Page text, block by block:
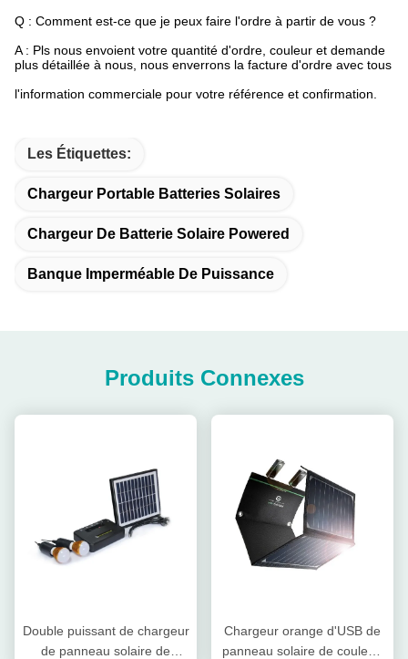
Q : Comment est-ce que je peux faire l'ordre à partir de vous ?
A : Pls nous envoient votre quantité d'ordre, couleur et demande
plus détaillée à nous, nous enverrons la facture d'ordre avec tous
l'information commerciale pour votre référence et confirmation.
Les Étiquettes:
Chargeur Portable Batteries Solaires
Chargeur De Batterie Solaire Powered
Banque Imperméable De Puissance
Produits Connexes
Double puissant de chargeur
de panneau solaire de
Chargeur orange d'USB de
panneau solaire de couleur,